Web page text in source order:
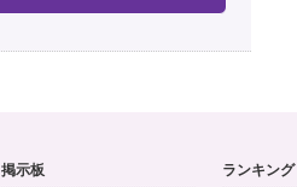
掲示板 ランキング